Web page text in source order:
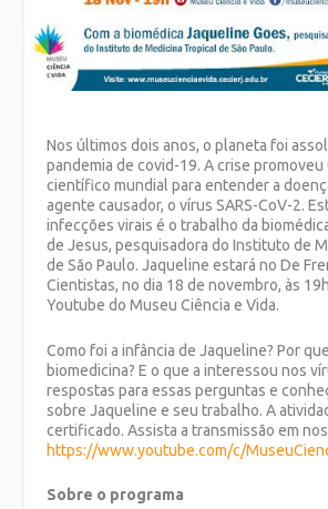
Nos últimos dois anos, o planeta foi
pandemia de covid-19. A crise
científico mundial para entender a
agente causador, o vírus SARS-CoV-2.
infecções virais é o trabalho da
de Jesus, pesquisadora do Instituto de
de São Paulo. Jaqueline estará no De
Cientistas, no dia 18 de novembro, às
Youtube do Museu Ciência e Vida.
Como foi a infância de Jaqueline? Por
biomedicina? E o que a interessou nos
respostas para essas perguntas e
sobre Jaqueline e seu trabalho. A
certificado. Assista a transmissão em
https://www.youtube.com/c/
Sobre o programa